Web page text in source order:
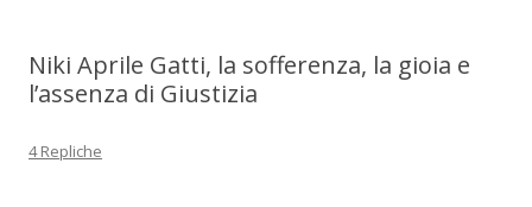
Niki Aprile Gatti, la sofferenza, la gioia e
l’assenza di Giustizia
4 Repliche